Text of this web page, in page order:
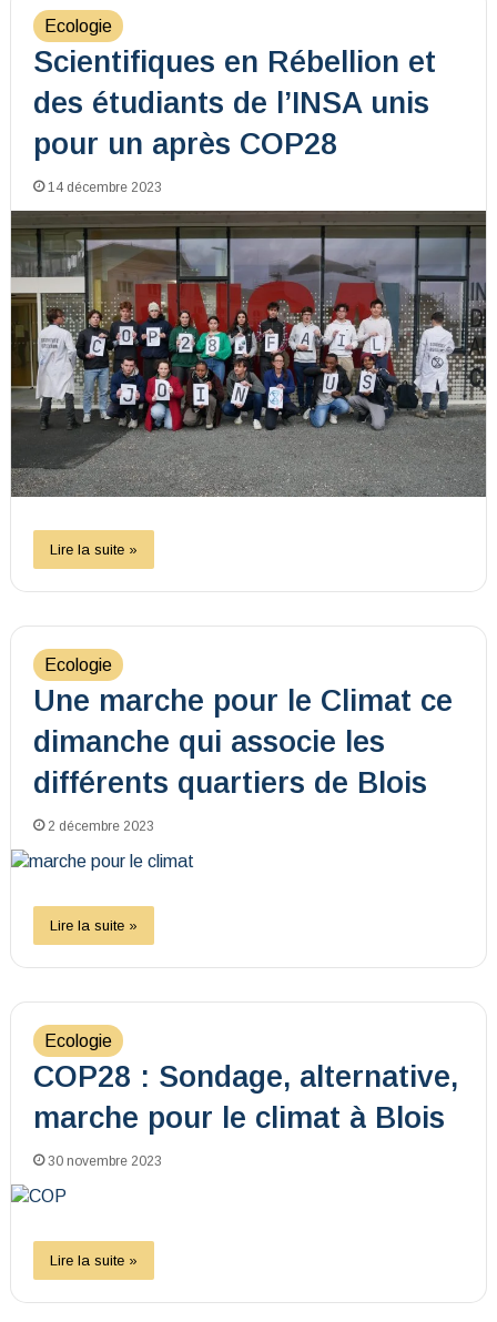
Ecologie
Scientifiques en Rébellion et
des étudiants de l’INSA unis
pour un après COP28
14 décembre 2023
Lire la suite »
Ecologie
Une marche pour le Climat ce
dimanche qui associe les
différents quartiers de Blois
2 décembre 2023
Lire la suite »
Ecologie
COP28 : Sondage, alternative,
marche pour le climat à Blois
30 novembre 2023
Lire la suite »